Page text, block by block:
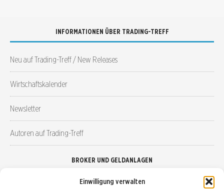
Einwilligung verwalten
INFORMATIONEN ÜBER TRADING-TREFF
Neu auf Trading-Treff / New Releases
Wirtschaftskalender
Newsletter
Autoren auf Trading-Treff
BROKER UND GELDANLAGEN